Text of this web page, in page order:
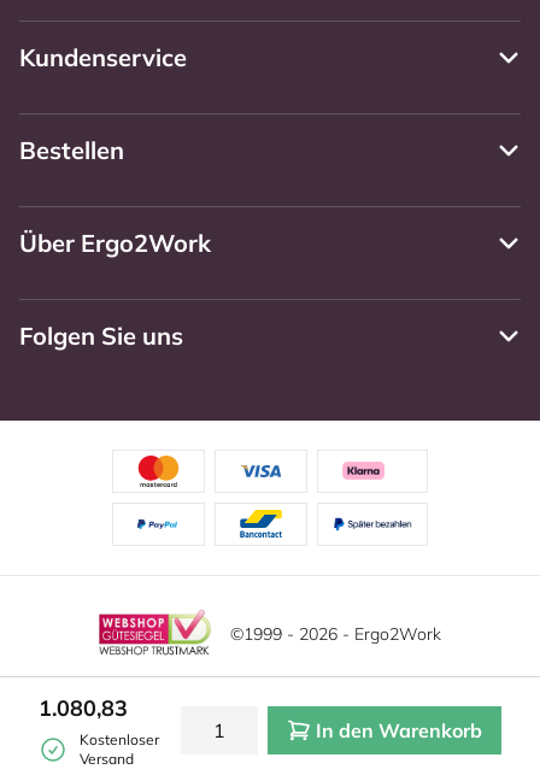
1.080,83
Kostenloser
Versand
In den Warenkorb
Kundenservice
Bestellen
Über Ergo2Work
Folgen Sie uns
©1999 - 2026 - Ergo2Work
Haftungsausschluss
Allgemeine Geschäftsbedingungen
Cookie-Einstellungen